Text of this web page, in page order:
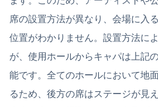
席の設置方法が異なり、会場に入
位置がわかりません。設置方法に
が、使用ホールからキャパは上記
能です。全てのホールにおいて地
るため、後方の席はステージが見